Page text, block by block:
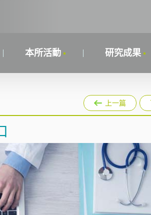
本所活動 研究成果
上一篇